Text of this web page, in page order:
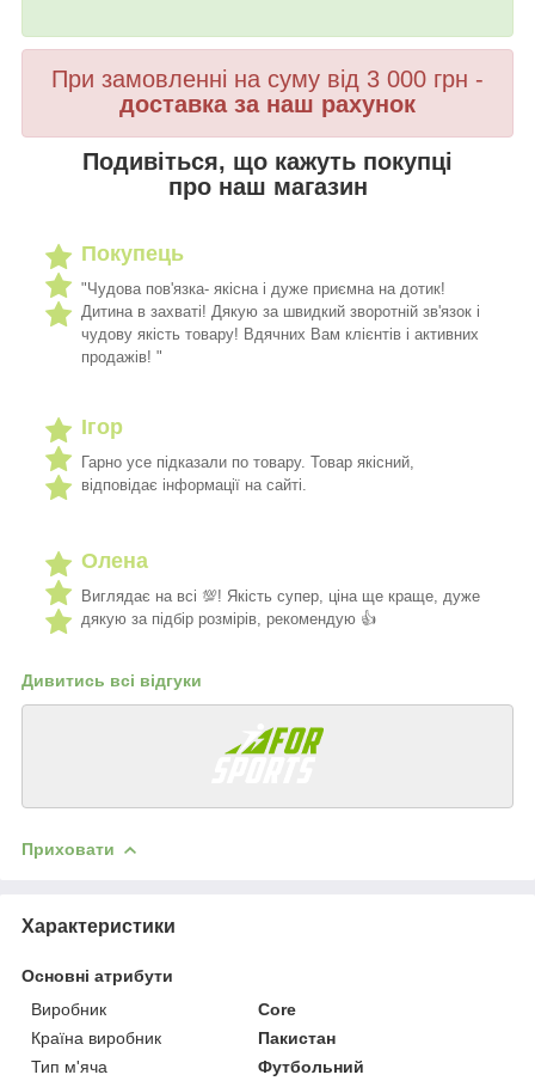
При замовленні на суму від 3 000 грн -
доставка за наш рахунок
Подивіться, що кажуть покупці
про наш магазин
Покупець
"Чудова пов'язка- якісна і дуже приємна на дотик!
Дитина в захваті! Дякую за швидкий зворотній зв'язок і
чудову якість товару! Вдячних Вам клієнтів і активних
продажів! "
Ігор
Гарно усе підказали по товару. Товар якісний,
відповідає інформації на сайті.
Олена
Виглядає на всі 💯! Якість супер, ціна ще краще, дуже
дякую за підбір розмірів, рекомендую 👍
Дивитись всі відгуки
Приховати
Характеристики
Основні атрибути
Виробник
Core
Країна виробник
Пакистан
Тип м'яча
Футбольний